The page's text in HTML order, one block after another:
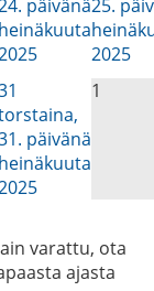
päivänä
heinäkuuta
25.
2025
päivänä
heinäkuuta
1
varattu, ota
ajasta